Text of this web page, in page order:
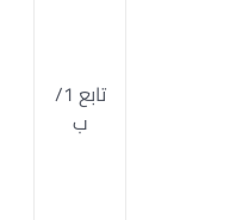
تابع 1/
ب